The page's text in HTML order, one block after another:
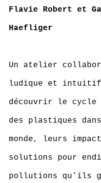
Flavie Robert et
Haefliger
Un atelier
ludique et intuitif
découvrir le cycle
des plastiques
monde, leurs
solutions pour
pollutions qu’ils